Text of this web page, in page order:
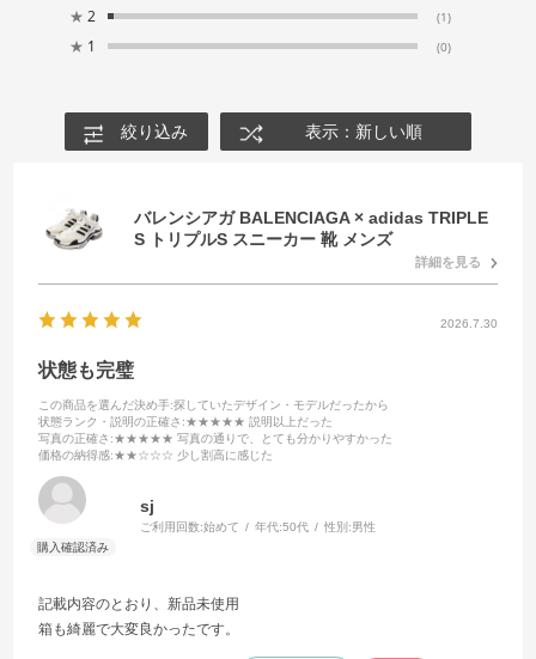
★ 2 (1)
★ 1 (0)
絞り込み 表示：新しい順
バレンシアガ BALENCIAGA × adidas TRIPLE
S トリプルS スニーカー 靴 メンズ
詳細を見る
2026.7.30
状態も完璧
この商品を選んだ決め手:探していたデザイン・モデルだったから
状態ランク・説明の正確さ :★★★★★ 説明以上だった
写真の正確さ :★★★★★ 写真の通りで、とても分かりやすかった
価格の納得感:★★☆☆☆ 少し割高に感じた
sj
ご利用回数:始めて 年代:50代 性別:男性
記載内容のとおり、新品未使用
箱も綺麗で大変良かったです。